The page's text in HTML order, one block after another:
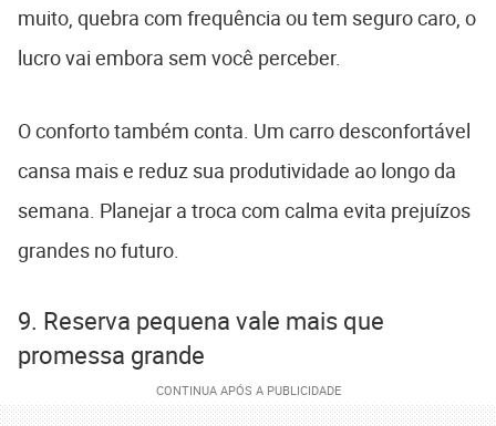
muito, quebra com frequência ou tem seguro caro, o
lucro vai embora sem você perceber.
O conforto também conta. Um carro desconfortável
cansa mais e reduz sua produtividade ao longo da
semana. Planejar a troca com calma evita prejuízos
grandes no futuro.
9. Reserva pequena vale mais que
promessa grande